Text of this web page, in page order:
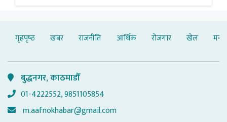
गृहपृष्‍ठ खबर राजनीति आर्थिक रोजगार खेल
बुद्धनगर, काठमाडौँ
01-4222552, 9851105854
m.aafnokhabar@gmail.com